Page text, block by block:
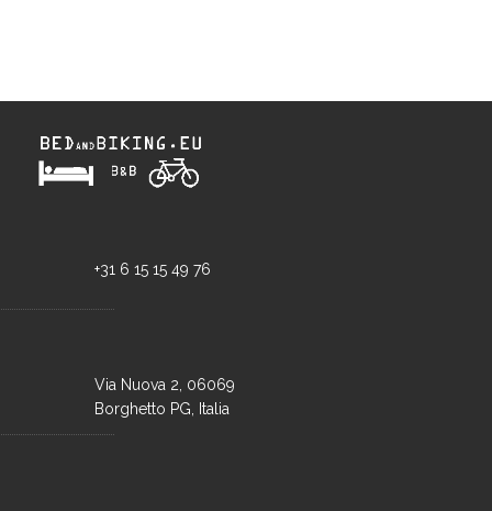
+31 6 15 15 49 76
Via Nuova 2, 06069
Borghetto PG, Italia